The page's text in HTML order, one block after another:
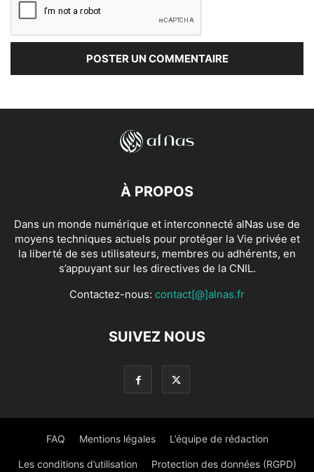
À PROPOS
Dans un monde numérique et interconnecté alNas use de
moyens techniques actuels pour protéger la Vie privée et
la liberté de ses utilisateurs, membres ou adhérents, en
s’appuyant sur les directives de la CNIL.
Contactez-nous: contact[@]alnas.fr
SUIVEZ NOUS
FAQ Mentions légales L’équipe de rédaction
Les conditions d’utilisation Protection des données (RGPD)